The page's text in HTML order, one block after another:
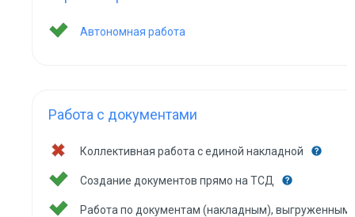
Автономная работа
Работа с документами
Коллективная работа с единой накладной
Создание документов прямо на ТСД
Работа по документам (накладным), выгруженным